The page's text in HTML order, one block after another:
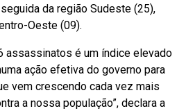
da região Sudeste (25),
Oeste (09).
assassinatos é um índice elevado
ação efetiva do governo para
vem crescendo cada vez mais
a nossa população”, declara a